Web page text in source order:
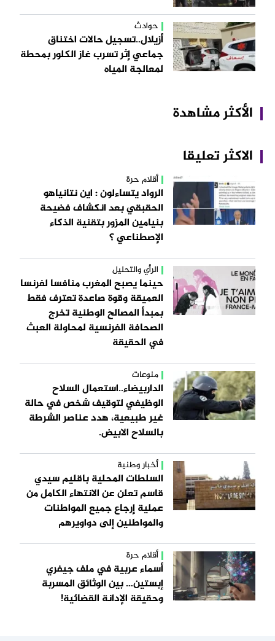
حوادث
أزيلال..تسجيل حالات اختناق
جماعي إثر تسرب غاز الكلور بمحطة
لمعالجة المياه
الأكثر مشاهدة
الاكثر تعليقا
أقلام حرة
الرواد يتساءلون : اين نتانياهو
الحقبقي بعد انكشاف فضيحة
بنيامين المزور بتقنية الذكاء
الإصطناعي ؟
الرأي والتحليل
حينما يصبح المغرب منافسا لفرنسا
العميقة وقوة صاعدة تعترف فقط
بمبدأ المصالح الوطنية تخرج
الصحافة الفرنسية لمحاولة العبث
في الحقيقة
منوعات
الداربيضاء..استعمال السلاح
الوظيفي لتوقيف شخص في حالة
غير طبيعية، هدد عناصر الشرطة
بالسلاح الابيض.
أخبار وطنية
السلطات المحلية باقليم سيدي
قاسم تعلن عن الانتهاء الكامل من
عملية إرجاع جميع المواطنات
والمواطنين إلى دواويرهم
أقلام حرة
أسماء عربية في ملف جيفري
إبستين… بين الوثائق المسربة
وحقيقة الإدانة القضائية!